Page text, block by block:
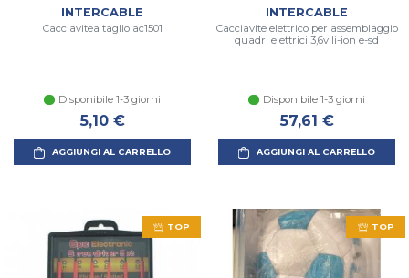
INTERCABLE
Cacciavitea taglio ac1501
Disponibile 1-3 giorni
5,10 €
AGGIUNGI AL CARRELLO
INTERCABLE
Cacciavite elettrico per assemblaggio
quadri elettrici 3,6v li-ion e-sd
Disponibile 1-3 giorni
57,61 €
AGGIUNGI AL CARRELLO
TOP TOP